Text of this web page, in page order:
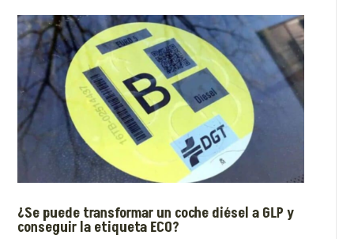
¿Se puede transformar un coche diésel a GLP y
conseguir la etiqueta ECO?